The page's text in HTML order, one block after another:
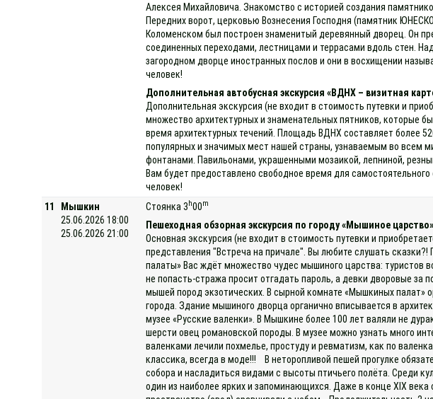
Алексея Михайловича. Знакомство с историей создания
Передних ворот, церковью Вознесения Господня (памятник
Коломенском был построен знаменитый деревянный дворец. Он
соединенных переходами, лестницами и террасами вдоль стен.
загородном дворце иностранных послов и они в восхищении
человек!
Дополнительная автобусная экскурсия «ВДНХ – визитная
Дополнительная экскурсия (не входит в стоимость путевки и
множество архитектурных и знаменательных пятников, которые
время архитектурных течений. Площадь ВДНХ составляет более
популярных и значимых мест нашей страны, узнаваемым во всем
фонтанами. Павильонами, украшенными мозаикой, лепниной,
Вам будет предоставлено свободное время для
человек!
11
Мышкин
25.06.2026 18:00
25.06.2026 21:00
Стоянка 3 h00m
Пешеходная обзорная экскурсия по городу «Мышиное царство»
Основная экскурсия (не входит в стоимость путевки и
представления "Встреча на причале". Вы любите слушать
палаты» Вас ждёт множество чудес мышиного царства:
не попасть-стража просит отгадать пароль, а девки дворовые
мышей пород экзотических. В сырной комнате «Мышкиных палат»
города. Здание мышиного дворца органично вписывается в
музее «Русские валенки». В Мышкине более 100 лет валяли не
шерсти овец романовской породы. В музее можно узнать много
валенками лечили похмелье, простуду и ревматизм, как по
классика, всегда в моде!!! В неторопливой пешей прогулке
собора и насладиться видами с высоты птичьего полёта. Среди
один из наиболее ярких и запоминающихся. Даже в конце XIX